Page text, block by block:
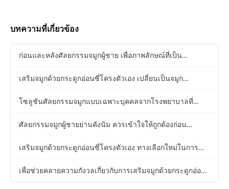
บทความที่เกี่ยวข้อง
ก่อนและหลังศัลยกรรมจมูกผู้ชาย เพื่อภาพลักษณ์ที่เป็น
เสริมจมูกด้วยกระดูกอ่อนซี่โครงตัวเอง เปลี่ยนเป็นจมูก
โซลูชันศัลยกรรมจมูกแบบเฉพาะบุคคลจากโรงพยาบาลที่
ศัลยกรรมจมูกผู้ชายย่านคังนัม ควรเข้าใจให้ถูกต้องก่อน
เสริมจมูกด้วยกระดูกอ่อนซี่โครงตัวเอง ทางเลือกใหม่ในการ
เพื่อช่วยคลายความกังวลเกี่ยวกับการเสริมจมูกด้วยกระดูกอ่อน
ซี่โครง